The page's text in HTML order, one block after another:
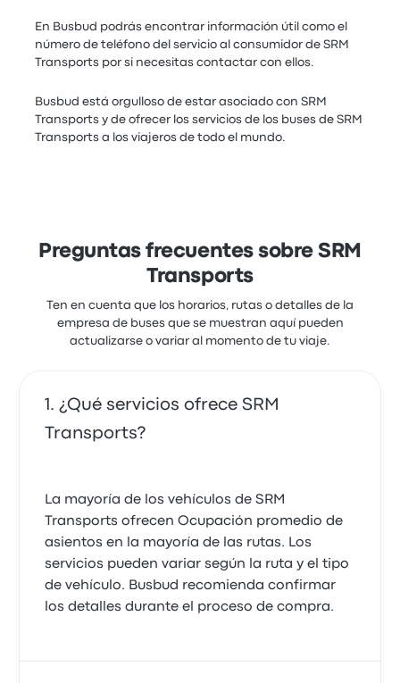
En Busbud podrás encontrar información útil como el
número de teléfono del servicio al consumidor de SRM
Transports por si necesitas contactar con ellos.
Busbud está orgulloso de estar asociado con SRM
Transports y de ofrecer los servicios de los buses de SRM
Transports a los viajeros de todo el mundo.
Preguntas frecuentes sobre SRM
Transports
Ten en cuenta que los horarios, rutas o detalles de la
empresa de buses que se muestran aquí pueden
actualizarse o variar al momento de tu viaje.
¿Qué servicios ofrece SRM
Transports?
La mayoría de los vehículos de SRM
Transports ofrecen Ocupación promedio de
asientos en la mayoría de las rutas. Los
servicios pueden variar según la ruta y el tipo
de vehículo. Busbud recomienda confirmar
los detalles durante el proceso de compra.